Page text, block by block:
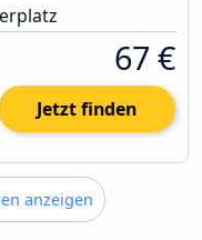
67 €
Jetzt finden
anzeigen